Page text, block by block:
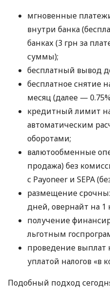
мгновенные
внутри банка
банках (3 грн за
суммы);
бесплатный вывод
бесплатное снятие
месяц (далее —
кредитный лимит
автоматическим
оборотами;
валютообменные
продажа) без
с Payoneer и SEPA
размещение
дней, овернайт на 1
получение
льготным
проведение
уплатой налогов «в
Подобный подход